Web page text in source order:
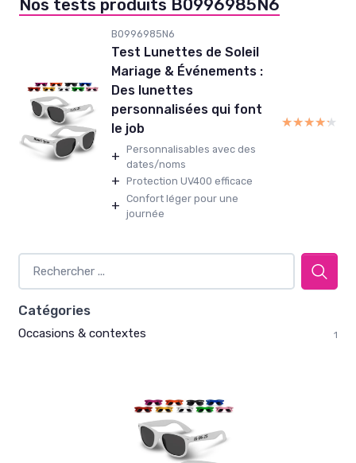
Nos tests produits B0996985N6
B0996985N6
Test Lunettes de Soleil
Mariage & Événements :
Des lunettes
personnalisées qui font
le job
+ Personnalisables avec des
dates/noms
+ Protection UV400 efficace
+ Confort léger pour une
journée
★★★★★
★★★★★
Catégories
Occasions & contextes 1